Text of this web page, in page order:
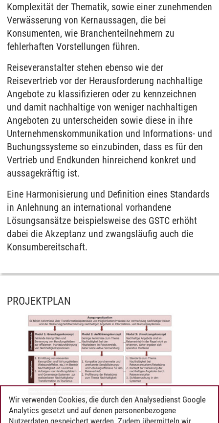
Komplexität der Thematik, sowie einer zunehmenden
Verwässerung von Kernaussagen, die bei
Konsumenten, wie Branchenteilnehmern zu
fehlerhaften Vorstellungen führen.
Reiseveranstalter stehen ebenso wie der
Reisevertrieb vor der Herausforderung nachhaltige
Angebote zu klassifizieren oder zu kennzeichnen
und damit nachhaltige von weniger nachhaltigen
Angeboten zu unterscheiden sowie diese in ihre
Unternehmenskommunikation und Informations- und
Buchungssysteme so einzubinden, dass es für den
Vertrieb und Endkunden hinreichend konkret und
aussagekräftig ist.
Eine Harmonisierung und Definition eines Standards
in Anlehnung an international vorhandene
Lösungsansätze beispielsweise des GSTC erhöht
dabei die Akzeptanz und zwangsläufig auch die
Konsumbereitschaft.
PROJEKTPLAN
Wir verwenden Cookies, die durch den Analysedienst Google
Analytics gesetzt und auf denen personenbezogene
Nutzerdaten gespeichert werden. Zudem übermitteln wir